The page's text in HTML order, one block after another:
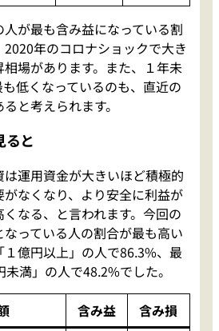
が最も含み益になっている割
年のコロナショックで大き
場があります。また、１年未
低くなっているのも、直近の
と考えられます。
ると
運用資金が大きいほど積極的
なくなり、より安全に利益が
なる、と言われます。今回の
っている人の割合が最も高い
億円以上」の人で86.3%、最
満」の人で48.2%でした。
含み益
含み損